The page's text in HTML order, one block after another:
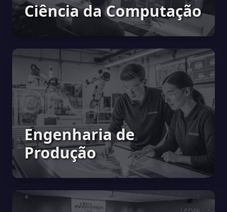
Ciência da Computação
Engenharia de
Produção